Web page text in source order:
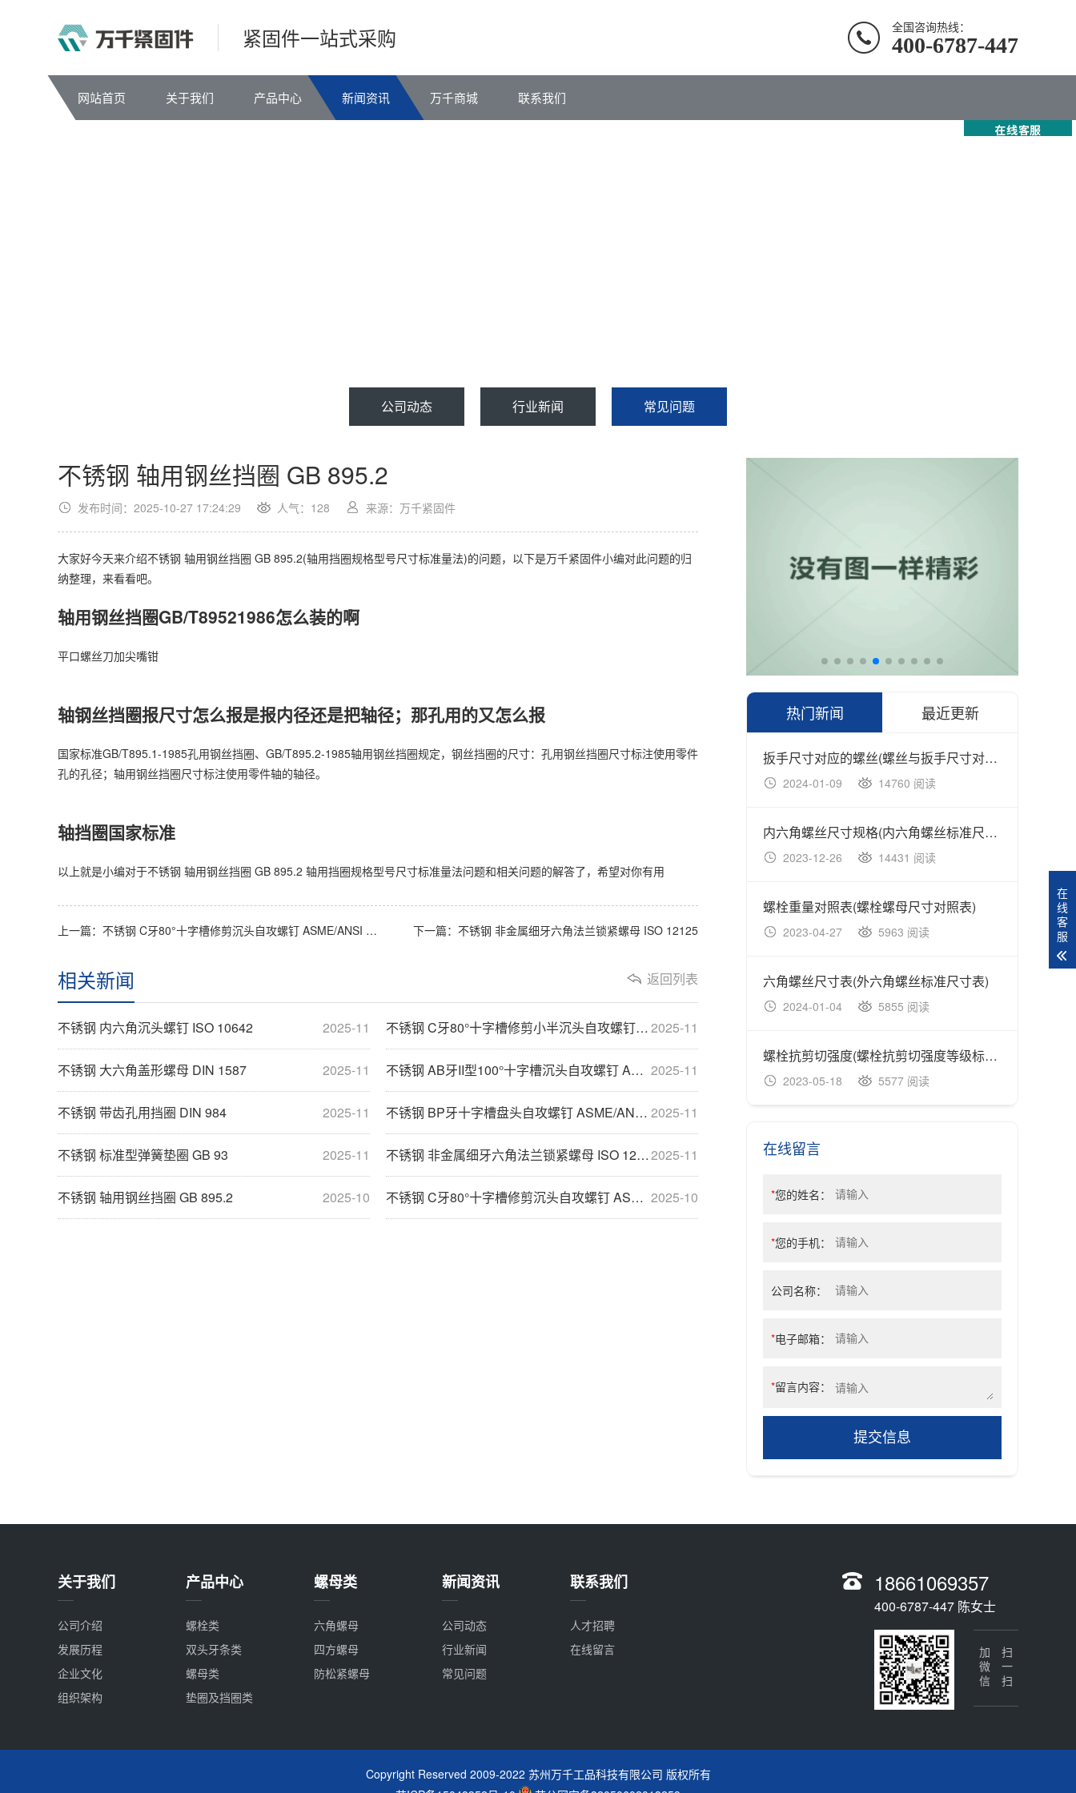
紧固件一站式采购 全国咨询热线：
400-6787-447
网站首页 关于我们 产品中心 新闻资讯 万千商城 联系我们
公司动态 行业新闻 常见问题
不锈钢 轴用钢丝挡圈 GB 895.2
发布时间：2025-10-27 17:24:29 人气： 128 来源：万千紧固件
大家好今天来介绍不锈钢 轴用钢丝挡圈 GB 895.2(轴用挡圈规格型号尺寸标准量法)的问题，以下是万千紧固件小编对此问题的归
纳整理，来看看吧。
轴用钢丝挡圈GB/T89521986怎么装的啊
平口螺丝刀加尖嘴钳
轴钢丝挡圈报尺寸怎么报是报内径还是把轴径；那孔用的又怎么报
国家标准GB/T895.1-1985孔用钢丝挡圈、GB/T895.2-1985轴用钢丝挡圈规定，钢丝挡圈的尺寸：孔用钢丝挡圈尺寸标注使用零件
孔的孔径；轴用钢丝挡圈尺寸标注使用零件轴的轴径。
轴挡圈国家标准
以上就是小编对于不锈钢 轴用钢丝挡圈 GB 895.2 轴用挡圈规格型号尺寸标准量法问题和相关问题的解答了，希望对你有用
上一篇： 不锈钢 C牙80°十字槽修剪沉头自攻螺钉 ASME/ANSI B18.6.4 下一篇： 不锈钢 非金属细牙六角法兰锁紧螺母 ISO 12125
返回列表
相关新闻
2025-11
不锈钢 内六角沉头螺钉 ISO 10642 2025-11
不锈钢 C牙80°十字槽修剪小半沉头自攻螺钉 ASME/ANSI B18.6.4
2025-11
不锈钢 大六角盖形螺母 DIN 1587 2025-11
不锈钢 AB牙II型100°十字槽沉头自攻螺钉 ASME/ANSI B18.6.4
2025-11
不锈钢 带齿孔用挡圈 DIN 984 2025-11
不锈钢 BP牙十字槽盘头自攻螺钉 ASME/ANSI B18.6.3
2025-11
不锈钢 标准型弹簧垫圈 GB 93 2025-11
不锈钢 非金属细牙六角法兰锁紧螺母 ISO 12125
2025-10
不锈钢 轴用钢丝挡圈 GB 895.2 2025-10
不锈钢 C牙80°十字槽修剪沉头自攻螺钉 ASME/ANSI B18.6.4
热门新闻 最近更新
扳手尺寸对应的螺丝(螺丝与扳手尺寸对照表大全)
2024-01-09 14760 阅读
内六角螺丝尺寸规格(内六角螺丝标准尺寸规格表)
2023-12-26 14431 阅读
螺栓重量对照表(螺栓螺母尺寸对照表)
2023-04-27 5963 阅读
六角螺丝尺寸表(外六角螺丝标准尺寸表)
2024-01-04 5855 阅读
螺栓抗剪切强度(螺栓抗剪切强度等级标准对照表)
2023-05-18 5577 阅读
不
在线留言
*您的姓名：
*您的手机：
公司名称：
*电子邮箱：
*留言内容：
提交信息
关于我们
公司介绍
发展历程
企业文化
组织架构
产品中心
螺栓类
双头牙条类
螺母类
垫圈及挡圈类
螺母类
六角螺母
四方螺母
防松紧螺母
新闻资讯
公司动态
行业新闻
常见问题
联系我们
人才招聘
在线留言
18661069357
400-6787-447 陈女士
扫一扫
加微信
Copyright Reserved 2009-2022 苏州万千工品科技有限公司 版权所有
在
线
客
服